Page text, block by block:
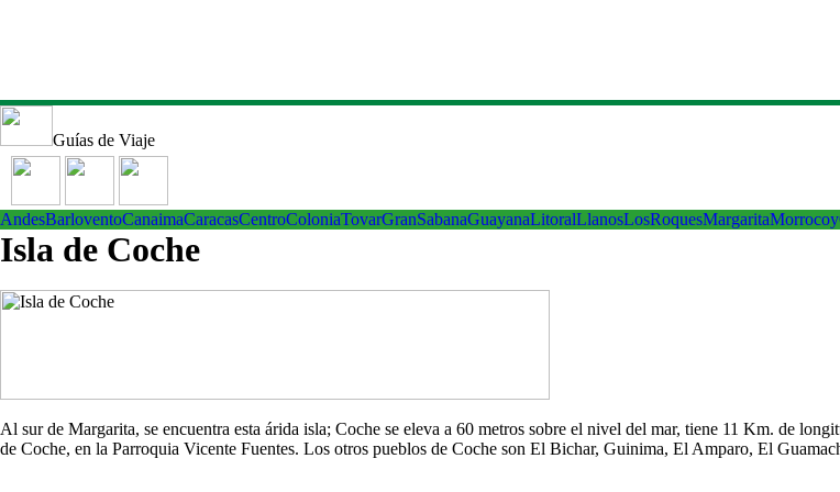
Guías de Viaje
AndesBarloventoCanaimaCaracasCentroColoniaTovarGranSabanaGuayanaLitoralLlanosLosRoquesMargaritaMorrocoy
Isla de Coche
Al sur de Margarita, se encuentra esta árida isla; Coche se eleva a 60 metros sobre el nivel del mar, tiene 11 Km. de
de Coche, en la Parroquia Vicente Fuentes. Los otros pueblos de Coche son El Bichar, Guinima, El Amparo, El